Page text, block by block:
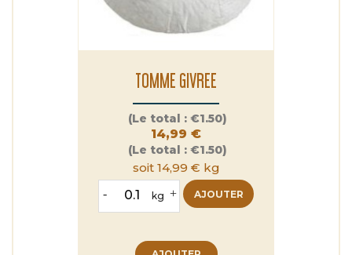
TOMME GIVREE
Prix
(Le total : €1.50)
14,99 €
(Le total : €1.50)
soit 14,99 € kg
- kg + AJOUTER